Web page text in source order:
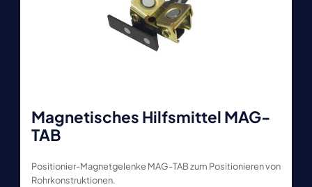
Magnetisches Hilfsmittel MAG-
TAB
Positionier-Magnetgelenke MAG-TAB zum Positionieren von
Rohrkonstruktionen.